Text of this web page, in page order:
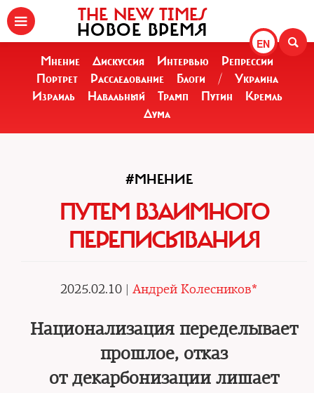
EN
THE NEW TIMES
НОВОЕ ВРЕМЯ
Мнение Дискуссия Интервью
Репрессии
Портрет
Расследование Блоги /
Украина
Израиль
Навальный Трамп Путин
Кремль
Дума
#МНЕНИЕ
ПУТЕМ ВЗАИМНОГО
ПЕРЕПИСЫВАНИЯ
2025.02.10 | Андрей Колесников*
Национализация переделывает
прошлое, отказ
от декарбонизации лишает